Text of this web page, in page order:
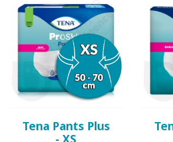
Tena Pants Plus